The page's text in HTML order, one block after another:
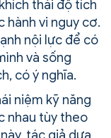
thái độ tích
hành vi nguy cơ.
nội lực để có
và sống
có ý nghĩa.
niệm kỹ năng
nhau tùy theo